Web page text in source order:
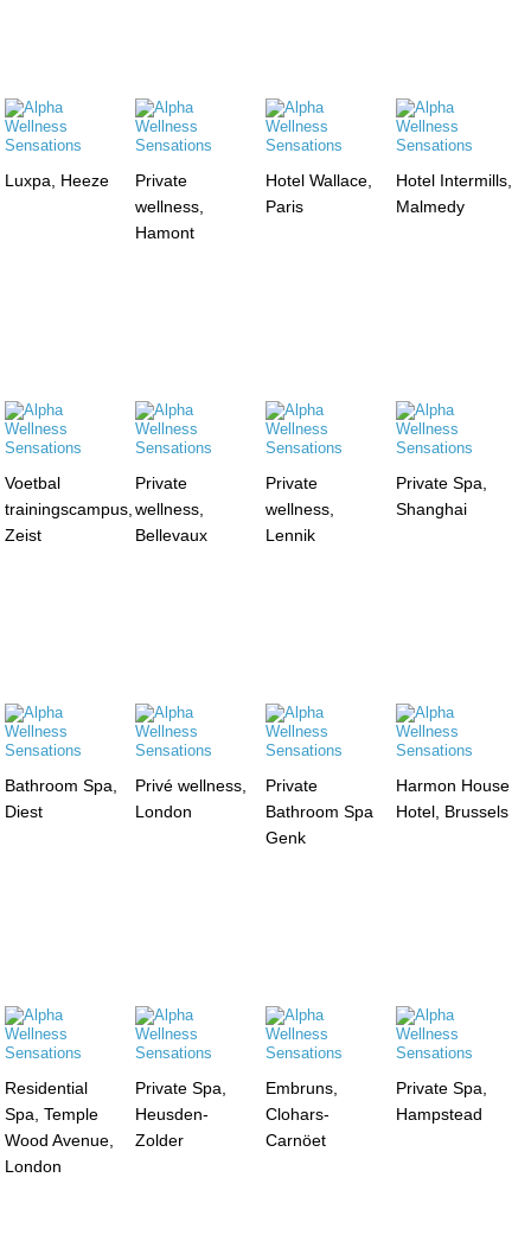
Luxpa, Heeze
Private
wellness,
Hamont
Hotel Wallace,
Paris
Hotel Intermills,
Malmedy
Voetbal
trainingscampus,
Zeist
Private
wellness,
Bellevaux
Private
wellness,
Lennik
Private Spa,
Shanghai
Bathroom Spa,
Diest
Privé wellness,
London
Private
Bathroom Spa
Genk
Harmon House
Hotel, Brussels
Residential
Spa, Temple
Wood Avenue,
London
Private Spa,
Heusden-
Zolder
Embruns,
Clohars-
Carnöet
Private Spa,
Hampstead